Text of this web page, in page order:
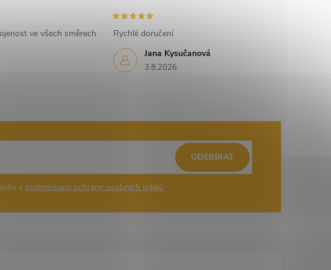
ve všech směrech
Jana Kysučanová
3.8.2026
Rychlé doručení
s podmínkami ochrany osobních údajů
ODEBÍRAT